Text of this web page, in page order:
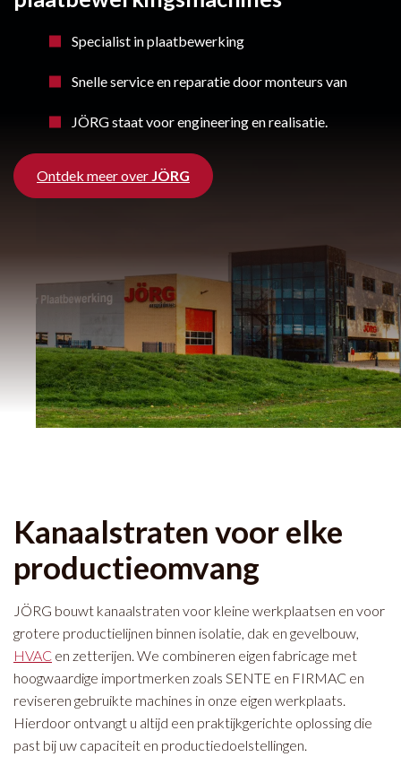
Specialist in plaatbewerking
Snelle service en reparatie door monteurs van
JÖRG staat voor engineering en realisatie.
Ontdek meer over JÖRG
Kanaalstraten voor elke
productieomvang
JÖRG bouwt kanaalstraten voor kleine werkplaatsen en voor
grotere productielijnen binnen isolatie, dak en gevelbouw,
HVAC en zetterijen. We combineren eigen fabricage met
hoogwaardige importmerken zoals SENTE en FIRMAC en
reviseren gebruikte machines in onze eigen werkplaats.
Hierdoor ontvangt u altijd een praktijkgerichte oplossing die
past bij uw capaciteit en productiedoelstellingen.